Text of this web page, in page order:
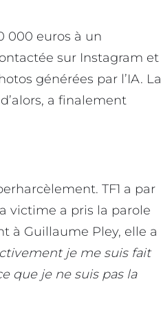
000 euros à un
sur Instagram et
générées par l’IA. La
a finalement
TF1 a par
victime a pris la parole
à Guillaume Pley, elle a
je me suis fait
que je ne suis pas la